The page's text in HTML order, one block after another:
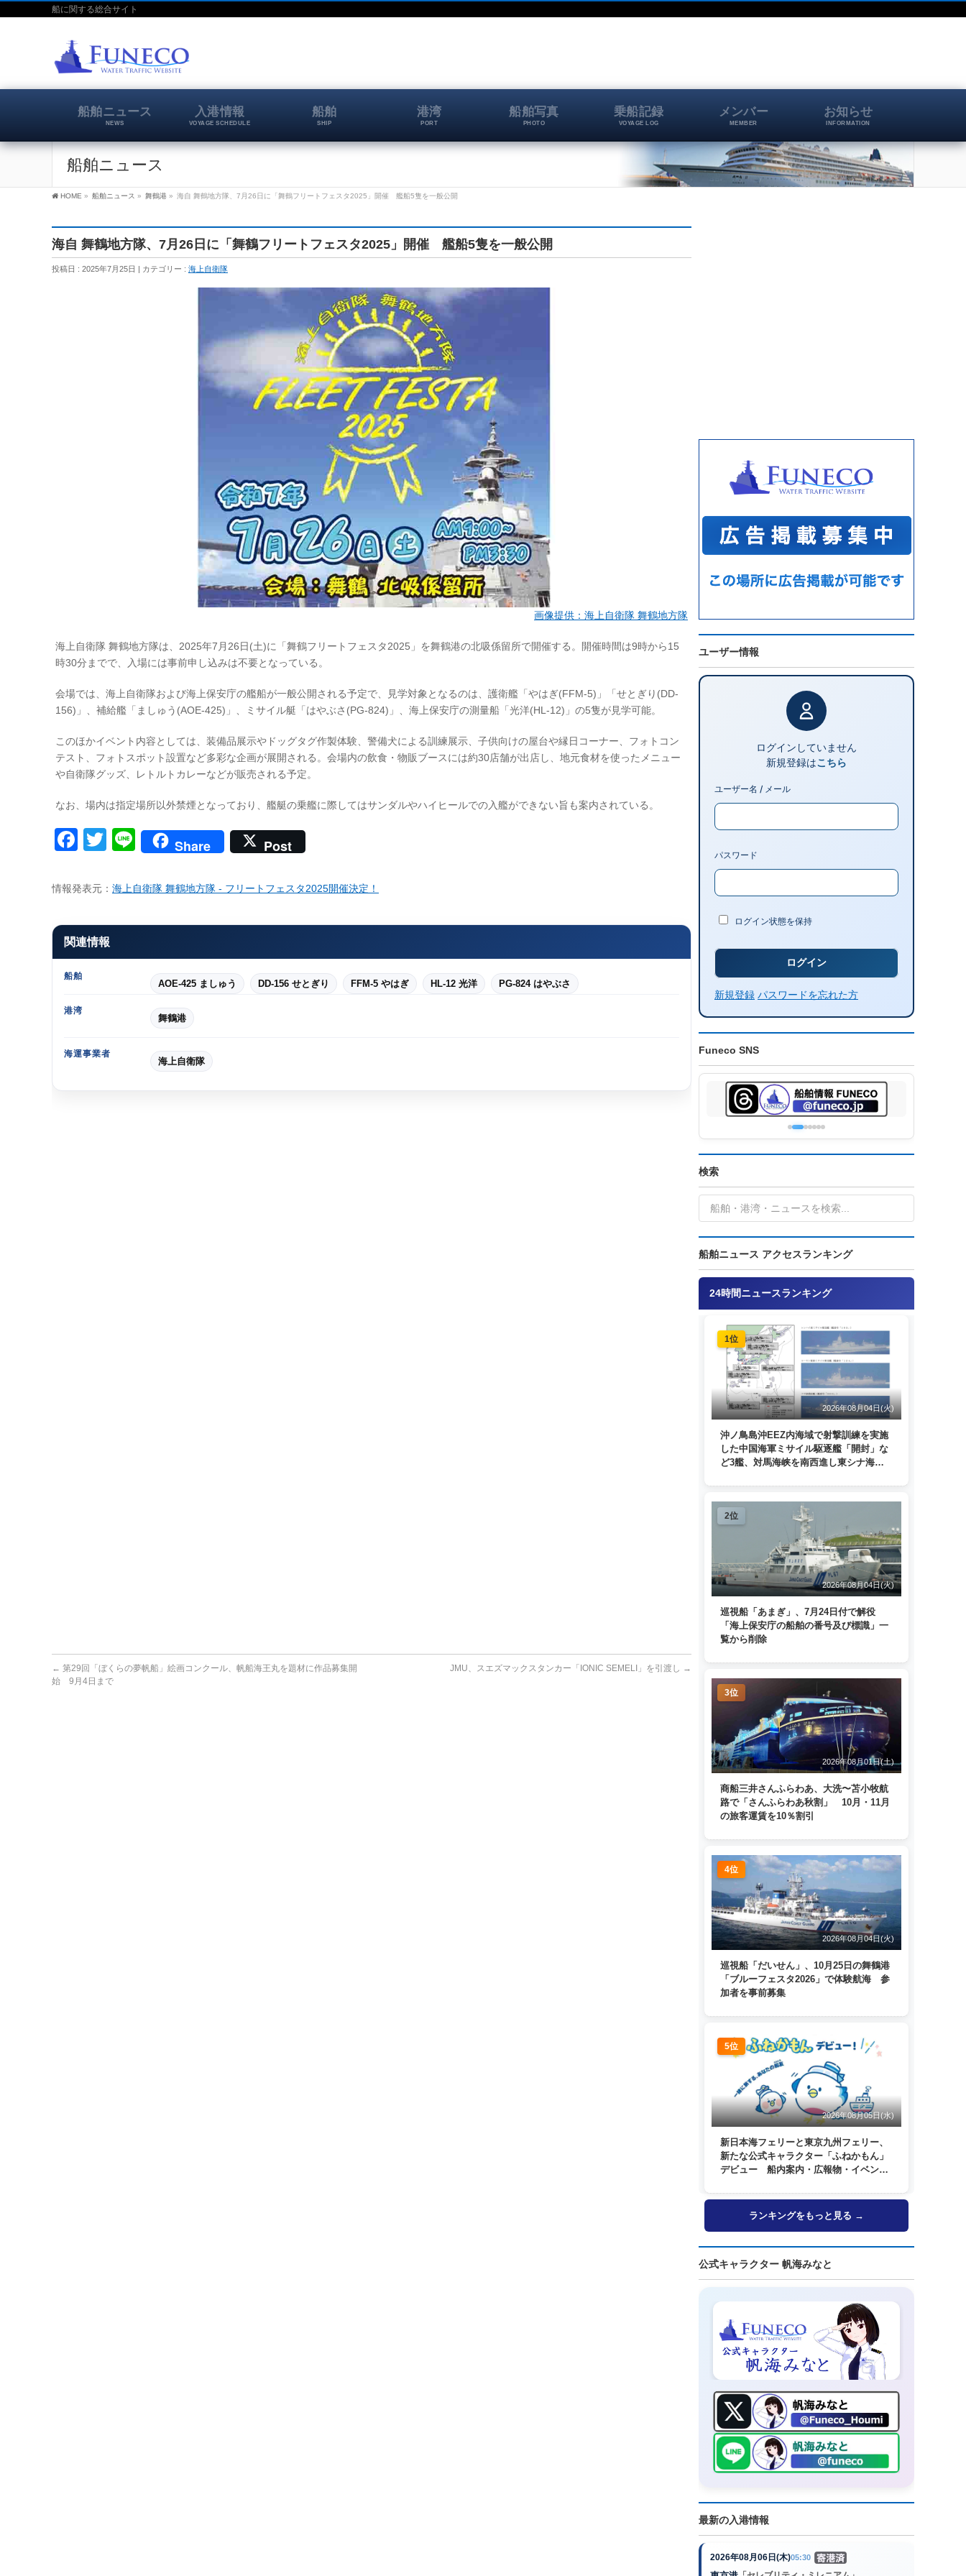
船に関する総合サイト
船舶ニュース
NEWS
入港情報
VOYAGE SCHEDULE
船舶
SHIP
港湾
PORT
船舶写真
PHOTO
乗船記録
VOYAGE LOG
メンバー
MEMBER
お知らせ
INFORMATION
船舶ニュース
HOME » 船舶ニュース » 舞鶴港 » 海自 舞鶴地方隊、7月26日に「舞鶴フリートフェスタ2025」開催 艦船5隻を一般公開
海自 舞鶴地方隊、7月26日に「舞鶴フリートフェスタ2025」開催 艦船5隻を一般公開
投稿日 : 2025年7月25日 カテゴリー : 海上自衛隊
画像提供：海上自衛隊 舞鶴地方隊
海上自衛隊 舞鶴地方隊は、2025年7月26日(土)に「舞鶴フリートフェスタ2025」を舞鶴港の北吸係留所で開催する。開催時間は9時から15
時30分までで、入場には事前申し込みは不要となっている。
会場では、海上自衛隊および海上保安庁の艦船が一般公開される予定で、見学対象となるのは、護衛艦「やはぎ(FFM-5)」「せとぎり(DD-
156)」、補給艦「ましゅう(AOE-425)」、ミサイル艇「はやぶさ(PG-824)」、海上保安庁の測量船「光洋(HL-12)」の5隻が見学可能。
このほかイベント内容としては、装備品展示やドッグタグ作製体験、警備犬による訓練展示、子供向けの屋台や縁日コーナー、フォトコン
テスト、フォトスポット設置など多彩な企画が展開される。会場内の飲食・物販ブースには約30店舗が出店し、地元食材を使ったメニュー
や自衛隊グッズ、レトルトカレーなどが販売される予定。
なお、場内は指定場所以外禁煙となっており、艦艇の乗艦に際してはサンダルやハイヒールでの入艦ができない旨も案内されている。
Facebook
Twitter
LineShare Post
情報発表元： 海上自衛隊 舞鶴地方隊 - フリートフェスタ2025開催決定！
関連情報
船舶
AOE-425 ましゅう DD-156 せとぎり FFM-5 やはぎ HL-12 光洋 PG-824 はやぶさ
港湾
舞鶴港
海運事業者
海上自衛隊
← 第29回「ぼくらの夢帆船」絵画コンクール、帆船海王丸を題材に作品募集開
始 9月4日まで
JMU、スエズマックスタンカー「IONIC SEMELI」を引渡し →
ユーザー情報
ログインしていません
新規登録はこちら
ユーザー名 / メール
パスワード
ログイン状態を保持
新規登録 パスワードを忘れた方
Funeco SNS
検索
船舶ニュース アクセスランキング
24時間ニュースランキング
1位
2026年08月04日(火)
沖ノ鳥島沖EEZ内海域で射撃訓練を実施
した中国海軍ミサイル駆逐艦「開封」な
ど3艦、対馬海峡を南西進し東シナ海
2位
2026年08月04日(火)
巡視船「あまぎ」、7月24日付で解役
「海上保安庁の船舶の番号及び標識」一
覧から削除
3位
2026年08月01日(土)
商船三井さんふらわあ、大洗〜苫小牧航
路で「さんふらわあ秋割」 10月・11月
の旅客運賃を10％割引
4位
2026年08月04日(火)
巡視船「だいせん」、10月25日の舞鶴港
「ブルーフェスタ2026」で体験航海 参
加者を事前募集
5位
2026年08月05日(水)
新日本海フェリーと東京九州フェリー、
新たな公式キャラクター「ふねかもん」
デビュー 船内案内・広報物・イベン
ランキングをもっと見る →
公式キャラクター 帆海みなと
最新の入港情報
2026年08月06日(木)05:30